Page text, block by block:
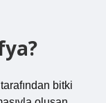
bitki